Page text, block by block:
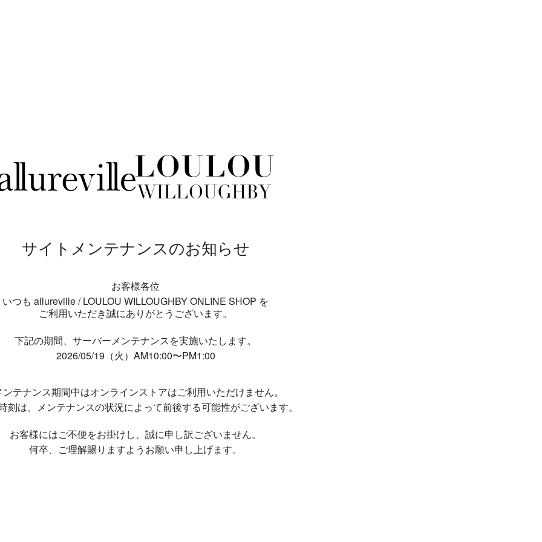
サイトメンテナンスのお知らせ
お客様各位
いつも allureville / LOULOU WILLOUGHBY ONLINE SHOP を
ご利用いただき誠にありがとうございます。
下記の期間、サーバーメンテナンスを実施いたします。
2026/05/19（火）AM10:00〜PM1:00
ンテナンス期間中はオンラインストアはご利用いただけません。
刻は、メンテナンスの状況によって前後する可能性がございます。
お客様にはご不便をお掛けし、 誠に申し訳ございません。
何卒、ご理解賜りますようお願い申し上げます。